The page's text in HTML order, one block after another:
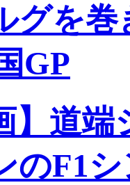
グを
GP
】道
のF1